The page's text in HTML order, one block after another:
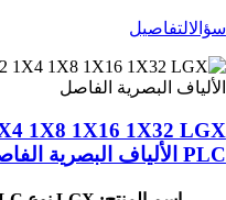
سؤالالتفاصيل
PLC الألياف البصرية الفاصل